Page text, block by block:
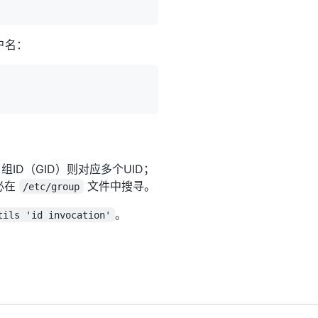
：
ID（GID）则对应多个UID；
在 /etc/group
文件中搜寻。
'id invocation' 。